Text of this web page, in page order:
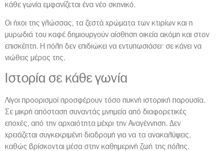
κάθε γωνία εμφανίζεται ένα νέο σκηνικό.
Οι ήχοι της γλώσσας, τα ζεστά χρώματα των κτιρίων και η
μυρωδιά του καφέ δημιουργούν αίσθηση οικεία ακόμη και στον
επισκέπτη. Η πόλη δεν επιδιώκει να εντυπωσιάσει· σε κάνει να
νιώθεις μέρος της.
Ιστορία σε κάθε γωνία
Λίγοι προορισμοί προσφέρουν τόσο πυκνή ιστορική παρουσία.
Σε μικρή απόσταση συναντάς μνημεία από διαφορετικές
εποχές, από την αρχαιότητα μέχρι την Αναγέννηση. Δεν
χρειάζεται συγκεκριμένη διαδρομή για να τα ανακαλύψεις,
καθώς βρίσκονται μέσα στην καθημερινή ζωή της πόλης.